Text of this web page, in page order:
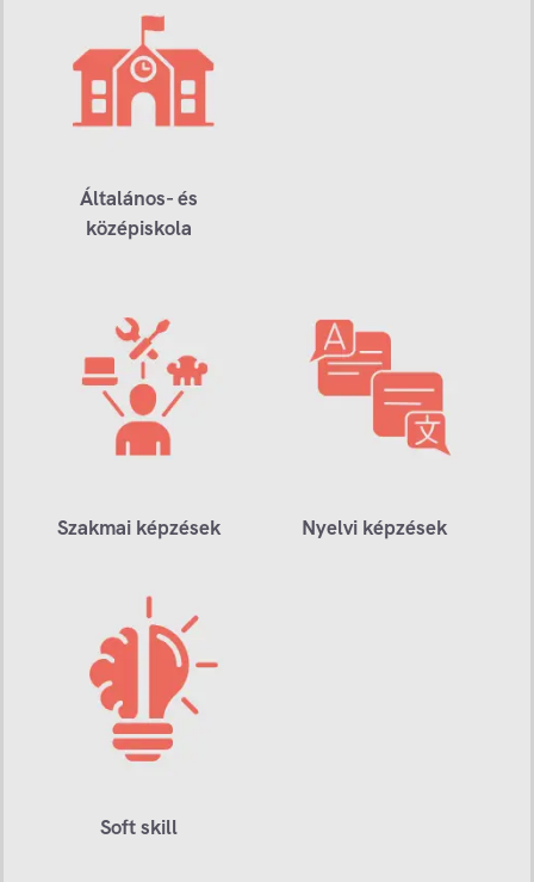
Általános- és
középiskola
Szakmai képzések Nyelvi képzések
Soft skill